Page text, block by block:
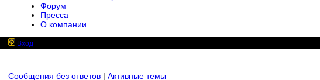
Форум
Пресса
О компании
Вход
Сообщения без ответов | Активные темы